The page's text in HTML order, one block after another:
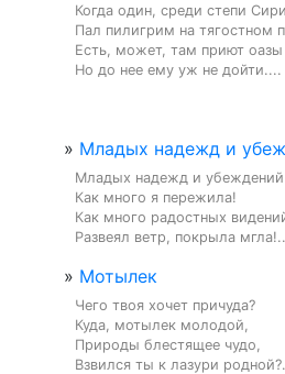
Когда один, среди степи
Пал пилигрим на тягостном
Есть, может, там приют оазы
Но до нее ему уж не дойти....
» Младых надежд и
Младых надежд и убеждений
Как много я пережила!
Как много радостных
Развеял ветр, покрыла
» Мотылек
Чего твоя хочет причуда?
Куда, мотылек молодой,
Природы блестящее чудо,
Взвился ты к лазури